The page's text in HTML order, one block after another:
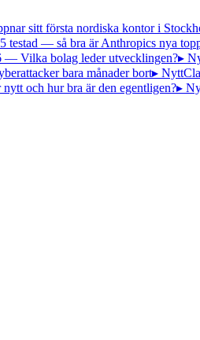
sitt första nordiska kontor i
testad — så bra är Anthropics nya
— Vilka bolag leder utvecklingen?▸
bara månader bort▸ Nytt
och hur bra är den egentligen?▸